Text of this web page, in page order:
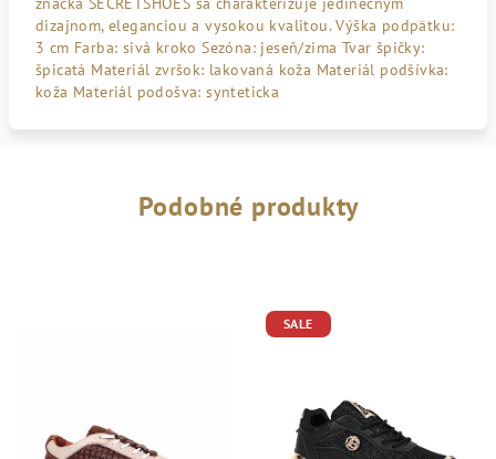
dizajnom, eleganciou a vysokou kvalitou. Výška podpätku:
3 cm Farba: sivá kroko Sezóna: jeseň/zima Tvar špičky:
špicatá Materiál zvršok: lakovaná koža Materiál podšívka:
koža Materiál podošva: synteticka
Podobné produkty
SALE